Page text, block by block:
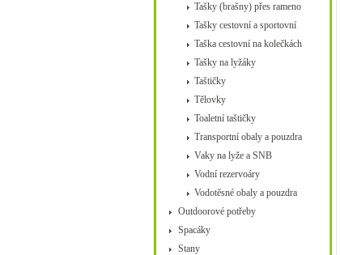
Tašky (brašny) přes rameno
Tašky cestovní a sportovní
Taška cestovní na kolečkách
Tašky na lyžáky
Taštičky
Tělovky
Toaletní taštičky
Transportní obaly a pouzdra
Vaky na lyže a SNB
Vodní rezervoáry
Vodotěsné obaly a pouzdra
Outdoorové potřeby
Spacáky
Stany